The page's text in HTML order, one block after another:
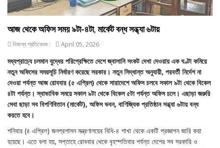
আজ থেকে অফিস সময় ৯টা-৪টা, মার্কেট বন্ধ সন্ধ্যা ৬টায়
নিজস্ব প্রতিবেদক : April 05, 2026
মধ্যপ্রাচ্যে চলমান যুদ্ধের পরিপ্রেক্ষিতে দেশে জ্বালানি সংকট দেখা দেওয়ায় এক ঘণ্টা কমিয়ে
নতুন অফিসের সময়সূচি নির্ধারণ করেছে সরকার। নতুন সিদ্ধান্ত অনুযায়ী, পরবর্তী নির্দেশ না
দেওয়া পর্যন্ত আজ রোববার (৫ এপ্রিল) থেকে সারাদেশে অফিস চলবে সকাল ৯টা থেকে বিকেল
৪টা পর্যন্ত। স্বাভাবিক সময়ে সকাল ৯টা থেকে বিকেল ৫টা পর্যন্ত অফিস চলে। এছাড়া জরুরি
সেবা ছাড়া সব বিপণিবিতান (মার্কেট), অফিস ভবন, বাণিজ্যিক প্রতিষ্ঠান সন্ধ্যা ৬টায় বন্ধ
করতে হবে।
শনিবার (৪ এপ্রিল) জনপ্রশাসন মন্ত্রণালয়ের বিধি-৪ শাখা থেকে একটি প্রজ্ঞাপন জারি করা
হয়েছে। এতে বলা হয়, সপ্তাহে রোববার থেকে বৃহস্পতিবার পর্যন্ত দেশের সব সরকারি ও